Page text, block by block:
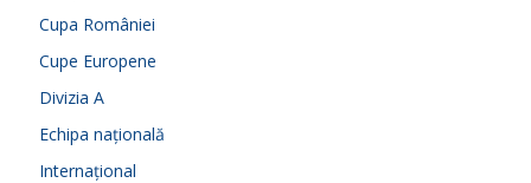
Cupa României
Cupe Europene
Divizia A
Echipa națională
Internațional